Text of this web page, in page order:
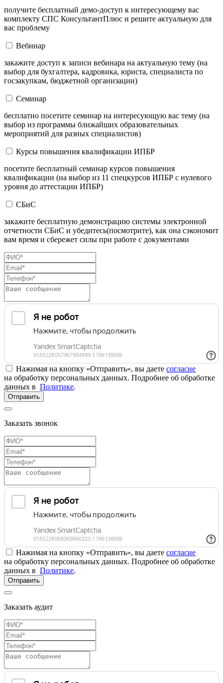
получите бесплатный демо-доступ к интересующему вас
комплекту СПС КонсультантПлюс и решите актуальную для
вас проблему
Вебинар
закажите доступ к записи вебинара на актуальную тему (на
выбор для бухгалтера, кадровика, юриста, специалиста по
госзакупкам, бюджетной организации)
Семинар
бесплатно посетите семинар на интересующую вас тему (на
выбор из программы ближайших образовательных
мероприятий для разных специалистов)
Курсы повышения квалификации ИПБР
посетите бесплатный семинар курсов повышения
квалификации (на выбор из 11 спецкурсов ИПБР с нулевого
уровня до аттестации ИПБР)
СБиС
закажите бесплатную демонстрацию системы электронной
отчетности СБиС и убедитесь(посмотрите), как она сэкономит
вам время и сбережет силы при работе с документами
Нажимая на кнопку «Отправить», вы даете согласие
на обработку персональных данных. Подробнее об обработке
данных в Политике.
Отправить
Заказать звонок
Нажимая на кнопку «Отправить», вы даете согласие
на обработку персональных данных. Подробнее об обработке
данных в Политике.
Отправить
Заказать аудит